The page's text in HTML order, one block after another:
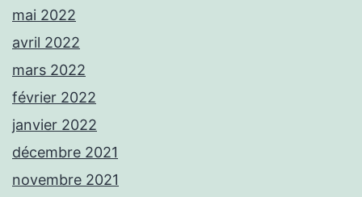
mai 2022
avril 2022
mars 2022
février 2022
janvier 2022
décembre 2021
novembre 2021